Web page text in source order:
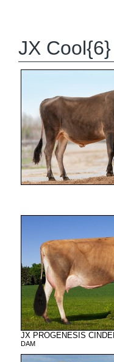
JX Cool{6}
JX PROGENESIS
DAM